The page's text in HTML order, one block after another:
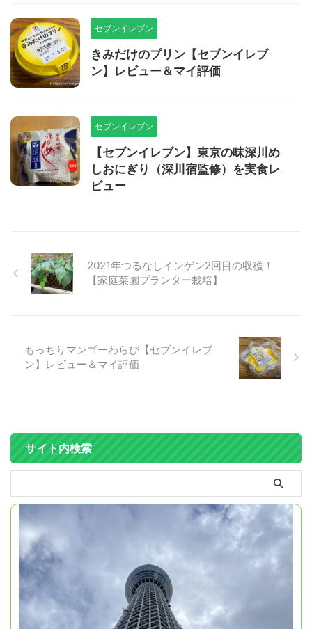
セブンイレブン
きみだけのプリン【セブンイレブ
ン】レビュー＆マイ評価
セブンイレブン
【セブンイレブン】東京の味深川め
しおにぎり（深川宿監修）を実食レ
ビュー
2021年つるなしインゲン2回目の収穫！
【家庭菜園プランター栽培】
もっちりマンゴーわらび【セブンイレブ
ン】レビュー＆マイ評価
サイト内検索